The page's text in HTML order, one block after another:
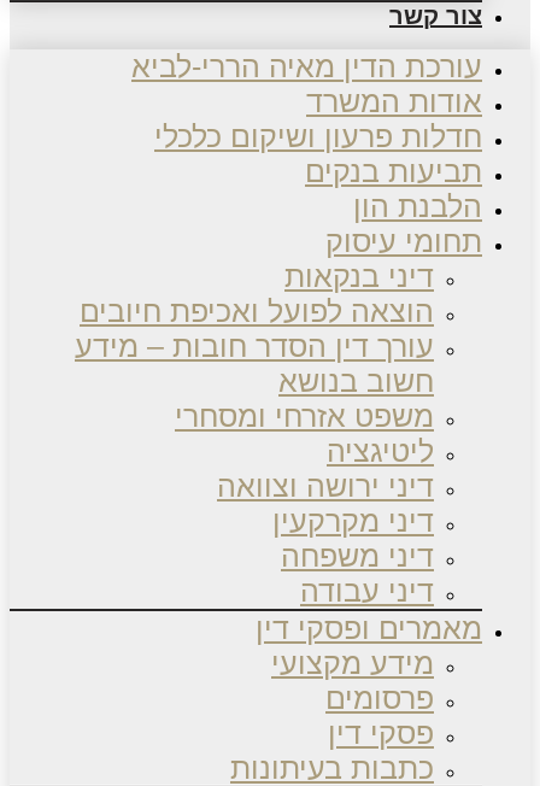
צור קשר
עורכת הדין מאיה הררי-לביא
אודות המשרד
חדלות פרעון ושיקום כלכלי
תביעות בנקים
הלבנת הון
תחומי עיסוק
דיני בנקאות
הוצאה לפועל ואכיפת חיובים
עורך דין הסדר חובות – מידע
חשוב בנושא
משפט אזרחי ומסחרי
ליטיגציה
דיני ירושה וצוואה
דיני מקרקעין
דיני משפחה
דיני עבודה
מאמרים ופסקי דין
מידע מקצועי
פרסומים
פסקי דין
כתבות בעיתונות